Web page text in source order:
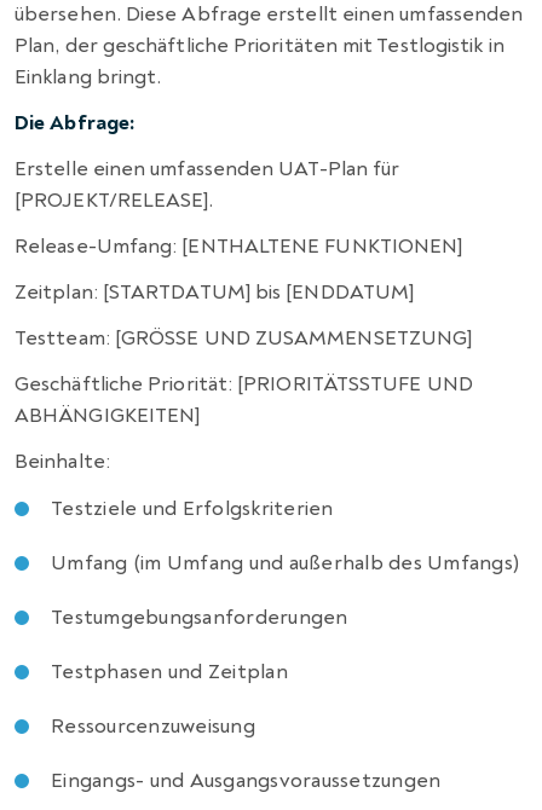
übersehen. Diese Abfrage erstellt einen umfassenden
Plan, der geschäftliche Prioritäten mit Testlogistik in
Einklang bringt.
Die Abfrage:
Erstelle einen umfassenden UAT-Plan für
[PROJEKT/RELEASE].
Release-Umfang: [ENTHALTENE FUNKTIONEN]
Zeitplan: [STARTDATUM] bis [ENDDATUM]
Testteam: [GRÖSSE UND ZUSAMMENSETZUNG]
Geschäftliche Priorität: [PRIORITÄTSSTUFE UND
ABHÄNGIGKEITEN]
Beinhalte:
Testziele und Erfolgskriterien
Umfang (im Umfang und außerhalb des Umfangs)
Testumgebungsanforderungen
Testphasen und Zeitplan
Ressourcenzuweisung
Eingangs- und Ausgangsvoraussetzungen